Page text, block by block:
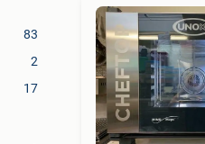
83
2
17